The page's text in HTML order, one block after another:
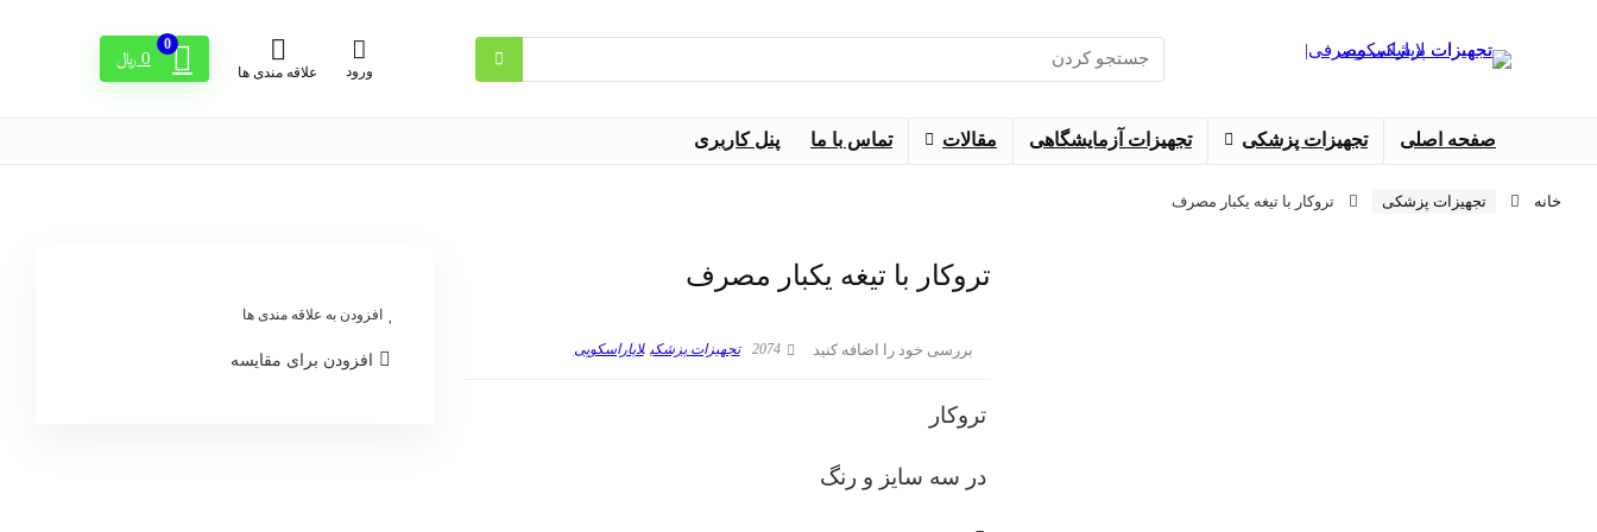
جستجو
برای
:
ورود علاقه مندی ها
0
0 ﷼
صفحه اصلی تجهیزات پزشکی تجهیزات آزمایشگاهی مقالات تماس با ما پنل کاربری
خانه تجهیزات پزشکی تروکار با تیغه یکبار مصرف
تروکار با تیغه یکبار مصرف
بررسی خود را اضافه کنید 2074 تجهیزات پزشکی لاپاراسکوپی
تروکار
در سه سایز و رنگ
افزودن به علاقه مندی ها
افزودن برای مقایسه